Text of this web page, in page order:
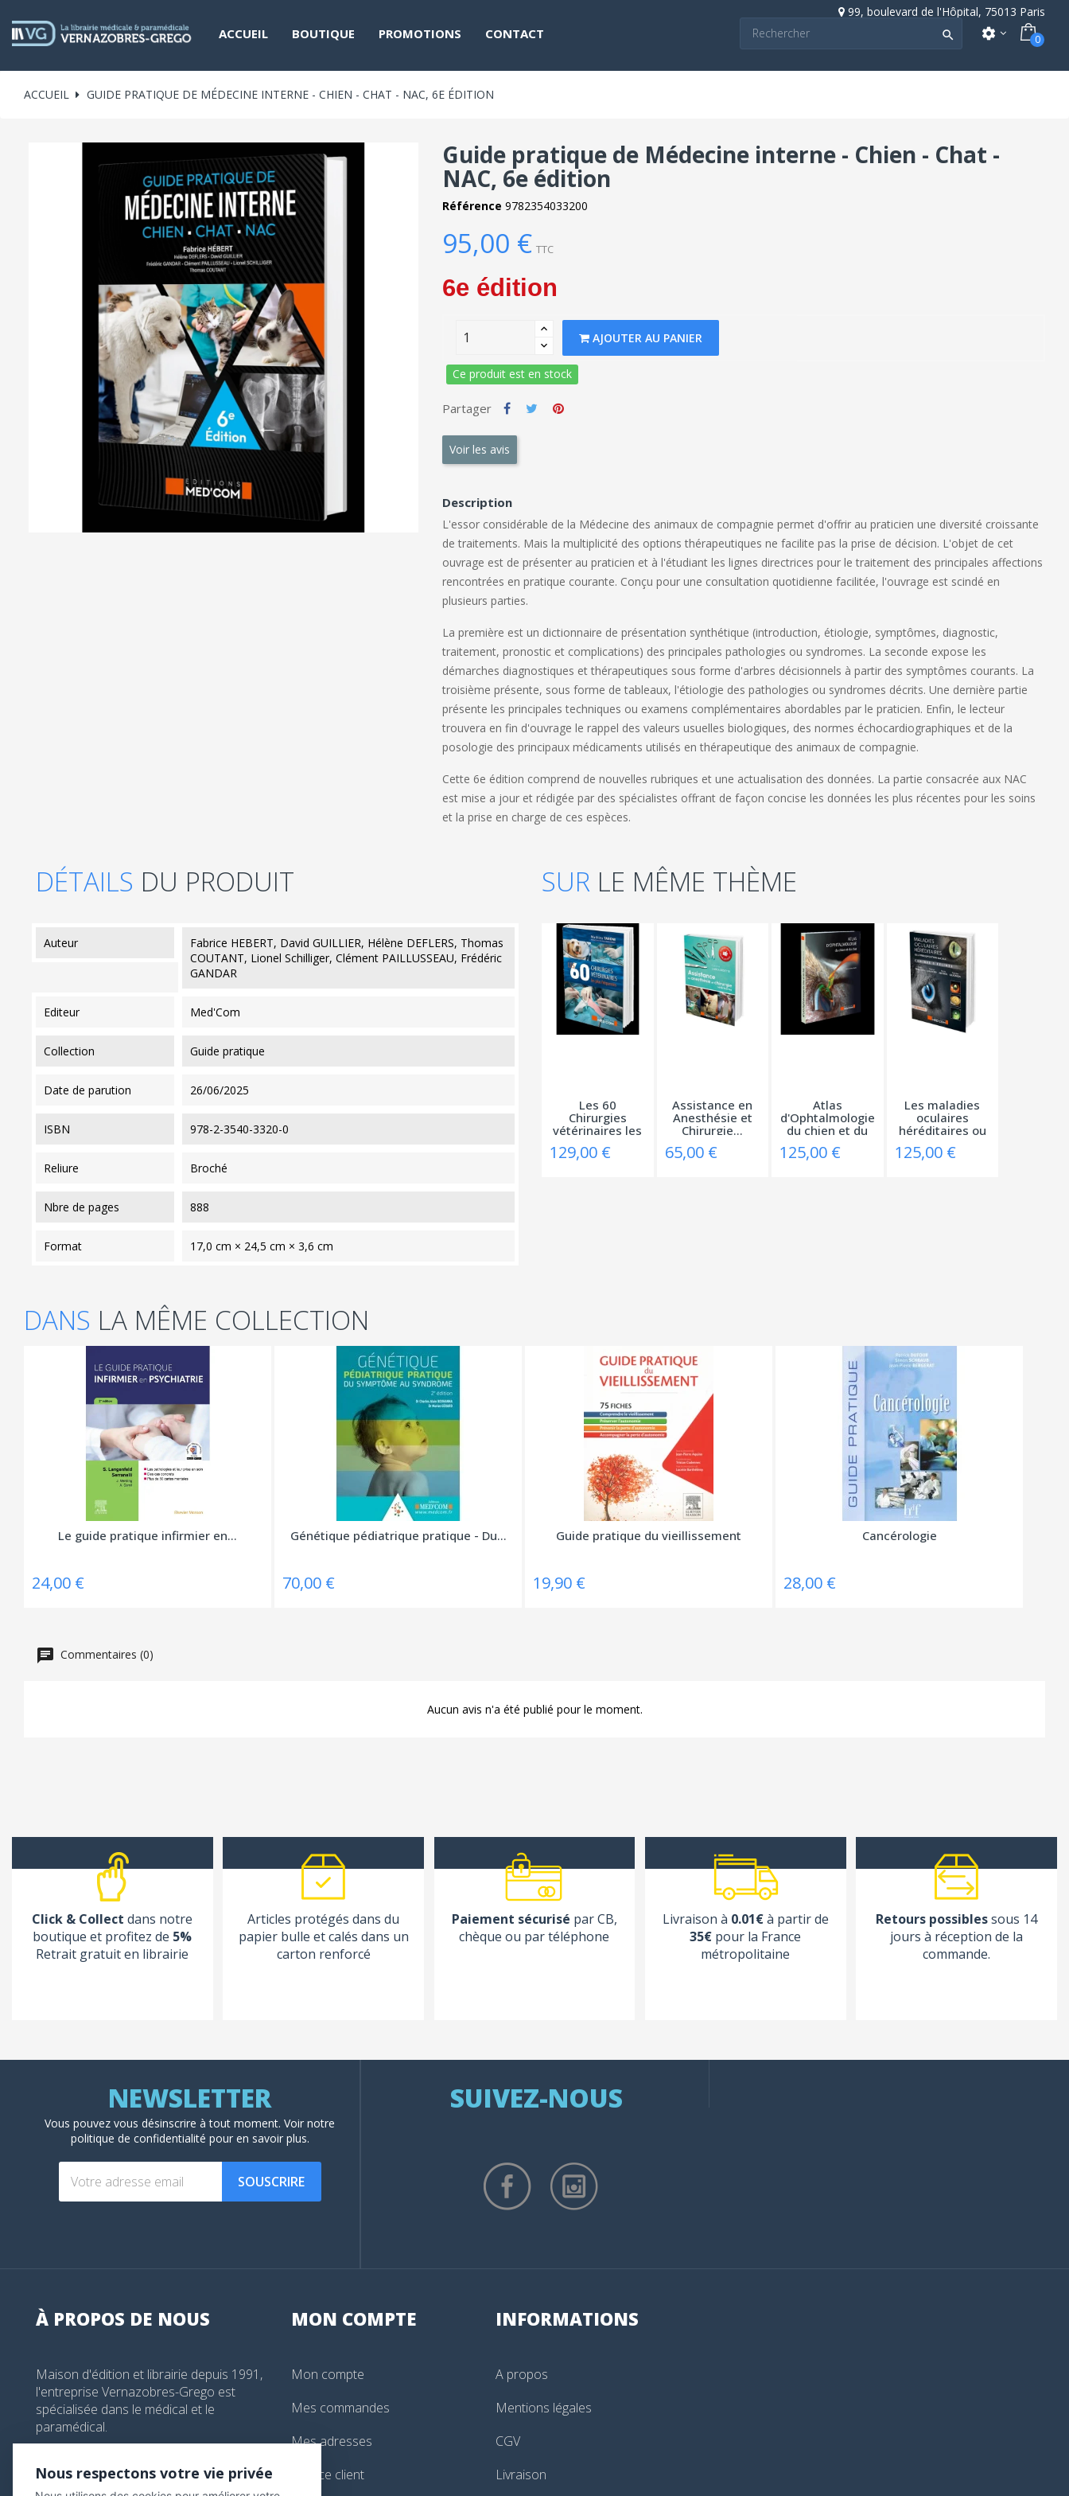
99, boulevard de l'Hôpital, 75013 Paris
ACCUEIL BOUTIQUE PROMOTIONS CONTACT  settings 0
ACCUEIL GUIDE PRATIQUE DE MÉDECINE INTERNE - CHIEN - CHAT - NAC, 6E ÉDITION
Guide pratique de Médecine interne - Chien - Chat -
NAC, 6e édition
Référence 9782354033200
95,00 € TTC
6e édition
AJOUTER AU PANIER
Ce produit est en stock
Partager
Voir les avis
Description
L'essor considérable de la Médecine des animaux de compagnie permet d'offrir au praticien une diversité croissante
de traitements. Mais la multiplicité des options thérapeutiques ne facilite pas la prise de décision. L'objet de cet
ouvrage est de présenter au praticien et à l'étudiant les lignes directrices pour le traitement des principales affections
rencontrées en pratique courante. Conçu pour une consultation quotidienne facilitée, l'ouvrage est scindé en
plusieurs parties.
La première est un dictionnaire de présentation synthétique (introduction, étiologie, symptômes, diagnostic,
traitement, pronostic et complications) des principales pathologies ou syndromes. La seconde expose les
démarches diagnostiques et thérapeutiques sous forme d'arbres décisionnels à partir des symptômes courants. La
troisième présente, sous forme de tableaux, l'étiologie des pathologies ou syndromes décrits. Une dernière partie
présente les principales techniques ou examens complémentaires abordables par le praticien. Enfin, le lecteur
trouvera en fin d'ouvrage le rappel des valeurs usuelles biologiques, des normes échocardiographiques et de la
posologie des principaux médicaments utilisés en thérapeutique des animaux de compagnie.
Cette 6e édition comprend de nouvelles rubriques et une actualisation des données. La partie consacrée aux NAC
est mise a jour et rédigée par des spécialistes offrant de façon concise les données les plus récentes pour les soins
et la prise en charge de ces espèces.
DÉTAILS DU PRODUIT
auteur
Fabrice HEBERT, David GUILLIER, Hélène DEFLERS, Thomas
COUTANT, Lionel Schilliger, Clément PAILLUSSEAU, Frédéric
GANDAR
editeur Med'Com
collection Guide pratique
date de parution 26/06/2025
ISBN 978-2-3540-3320-0
reliure Broché
nbre de pages 888
format 17,0 cm × 24,5 cm × 3,6 cm
SUR LE MÊME THÈME
Les 60
Chirurgies
vétérinaires les
129,00 €
Assistance en
Anesthésie et
Chirurgie...
65,00 €
Atlas
d'Ophtalmologie
du chien et du
125,00 €
Les maladies
oculaires
héréditaires ou
125,00 €
DANS LA MÊME COLLECTION
Le guide pratique infirmier en...
24,00 €
Génétique pédiatrique pratique - Du...
70,00 €
Guide pratique du vieillissement
19,90 €
Cancérologie
28,00 €
Commentaires (0)
Aucun avis n'a été publié pour le moment.
Click & Collect dans notre
boutique et profitez de 5%
Retrait gratuit en librairie
Articles protégés dans du
papier bulle et calés dans un
carton renforcé
Paiement sécurisé par CB,
chèque ou par téléphone
Livraison à 0.01€à partir de
35€ pour la France
métropolitaine
Retours possiblessous 14
jours à réception de la
commande.
Vous pouvez vous désinscrire à tout moment. Voirnotre
politique de confidentialité pour en savoir plus.
SOUSCRIRE
SUIVEZ-NOUS
À PROPOS DE NOUS
Maison d'édition et librairie depuis 1991,
l'entreprise Vernazobres-Grego est
spécialisée dans le médical et le
paramédical.
MON COMPTE
Mon compte
Mes commandes
Mes adresses
Service client
INFORMATIONS
A propos
Mentions légales
CGV
Livraison
Nous respectons votre vie privée